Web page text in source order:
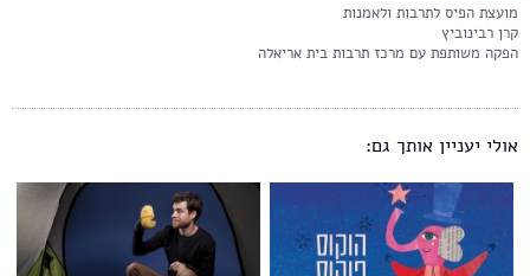
מועצת הפיס לתרבות ולאמנות
קרן רבינוביץ
הפקה משותפת עם מרכז תרבות בית אריאלה
אולי יעניין אותך גם: